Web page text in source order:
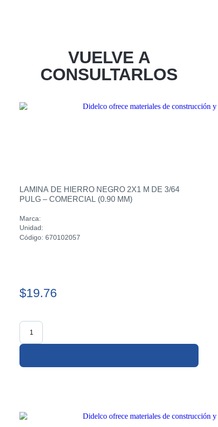
VUELVE A
CONSULTARLOS
LAMINA DE HIERRO NEGRO 2X1 M DE 3/64
PULG – COMERCIAL (0.90 MM)
Marca:
Unidad:
Código: 670102057
$19.76